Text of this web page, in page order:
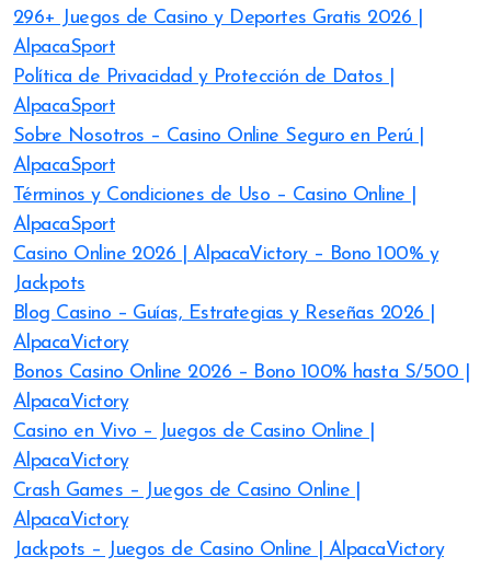
296+ Juegos de Casino y Deportes Gratis 2026 |
AlpacaSport
Política de Privacidad y Protección de Datos |
AlpacaSport
Sobre Nosotros – Casino Online Seguro en Perú |
AlpacaSport
Términos y Condiciones de Uso – Casino Online |
AlpacaSport
Casino Online 2026 | AlpacaVictory – Bono 100% y
Jackpots
Blog Casino – Guías, Estrategias y Reseñas 2026 |
AlpacaVictory
Bonos Casino Online 2026 – Bono 100% hasta S/500 |
AlpacaVictory
Casino en Vivo – Juegos de Casino Online |
AlpacaVictory
Crash Games – Juegos de Casino Online |
AlpacaVictory
Jackpots – Juegos de Casino Online | AlpacaVictory